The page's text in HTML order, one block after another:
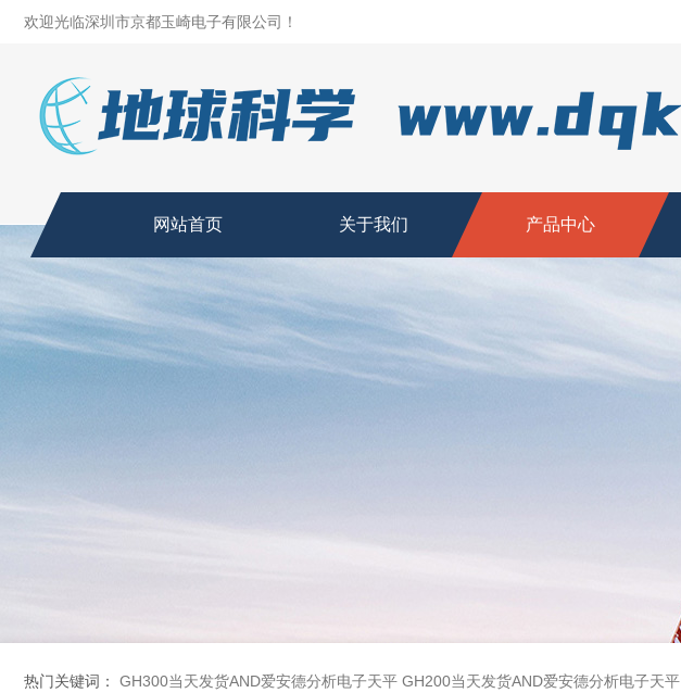
欢迎光临深圳市京都玉崎电子有限公司！
网站首页 关于我们 产品中心
热门关键词： GH300当天发货AND爱安德分析电子天平 GH200当天发货AND爱安德分析电子天平